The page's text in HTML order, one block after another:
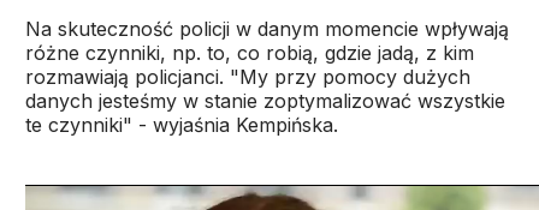
Na skuteczność policji w danym momencie wpływają
różne czynniki, np. to, co robią, gdzie jadą, z kim
rozmawiają policjanci. "My przy pomocy dużych
danych jesteśmy w stanie zoptymalizować wszystkie
te czynniki" - wyjaśnia Kempińska.